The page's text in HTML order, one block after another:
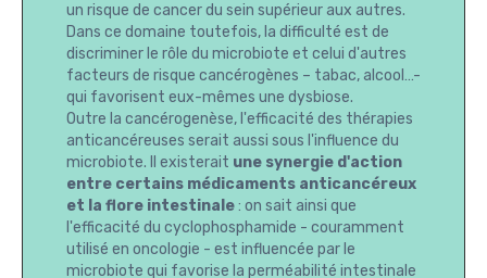
un risque de cancer du sein supérieur aux autres.
Dans ce domaine toutefois, la difficulté est de
discriminer le rôle du microbiote et celui d'autres
facteurs de risque cancérogènes – tabac, alcool…-
qui favorisent eux-mêmes une dysbiose.
Outre la cancérogenèse, l'efficacité des thérapies
anticancéreuses serait aussi sous l'influence du
microbiote. Il existerait une synergie d'action
entre certains médicaments anticancéreux
et la flore intestinale: on sait ainsi que
l'efficacité du cyclophosphamide - couramment
utilisé en oncologie - est influencée par le
microbiote qui favorise la perméabilité intestinale